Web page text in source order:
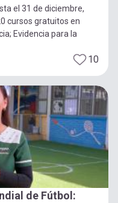
el 31 de diciembre,
cursos gratuitos en
Evidencia para la
10
de Fútbol: